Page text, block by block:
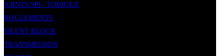
JOINTS SPI / TORIQUE
ROULEMENTS
SILENT BLOCK
TRANSMISSION